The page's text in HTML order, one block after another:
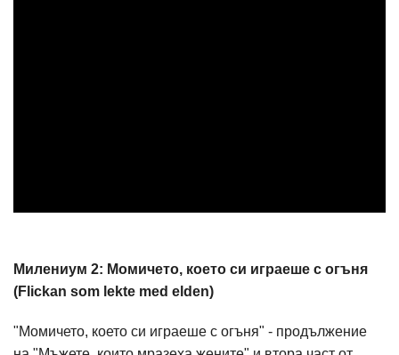
Милениум 2: Момичето, което си играеше с огъня
(Flickan som lekte med elden)
"Момичето, което си играеше с огъня" - продължение